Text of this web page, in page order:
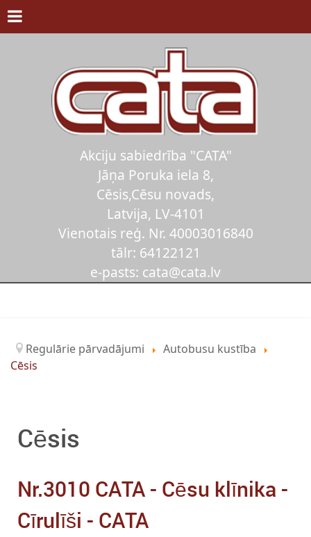
Akciju sabiedrība "CATA"
Jāņa Poruka iela 8,
Cēsis,Cēsu novads,
Latvija, LV-4101
Vienotais reģ. Nr. 40003016840
tālr: 64122121
e-pasts: cata@cata.lv
Regulārie pārvadājumi
Autobusu kustība
Cēsis
Cēsis
Nr.3010 CATA - Cēsu klīnika -
Cīrulīši - CATA